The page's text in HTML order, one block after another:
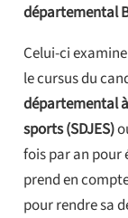
départemental
Celui-ci
le cursus du
départemental
sports (SDJES)
fois par an pour
prend en
pour rendre sa